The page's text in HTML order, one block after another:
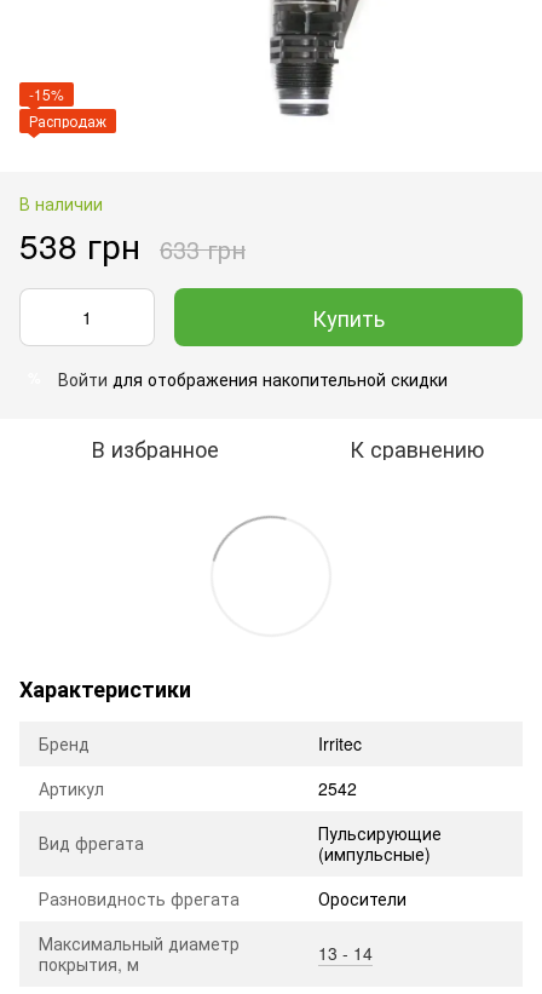
-15%
Распродаж
В наличии
538 грн 633 грн
Купить
Войти для отображения накопительной скидки
В избранное К сравнению
Характеристики
Бренд
Irritec
Артикул
2542
Вид фрегата
Пульсирующие
(импульсные)
Разновидность фрегата
Оросители
Максимальный диаметр
покрытия, м
13 - 14